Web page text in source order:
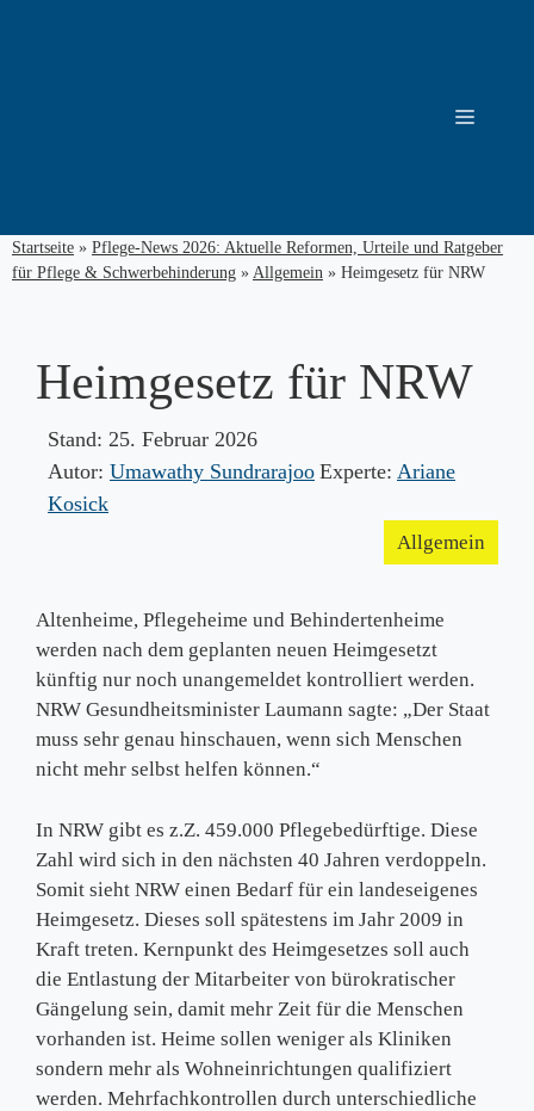
Menü
Startseite » Pflege-News 2026: Aktuelle Reformen, Urteile und Ratgeber
für Pflege & Schwerbehinderung » Allgemein » Heimgesetz für NRW
Heimgesetz für NRW
Stand: 25. Februar 2026
Autor: Umawathy Sundrarajoo Experte: Ariane
Kosick
Allgemein
Altenheime, Pflegeheime und Behindertenheime
werden nach dem geplanten neuen Heimgesetzt
künftig nur noch unangemeldet kontrolliert werden.
NRW Gesundheitsminister Laumann sagte: „Der Staat
muss sehr genau hinschauen, wenn sich Menschen
nicht mehr selbst helfen können.“
In NRW gibt es z.Z. 459.000 Pflegebedürftige. Diese
Zahl wird sich in den nächsten 40 Jahren verdoppeln.
Somit sieht NRW einen Bedarf für ein landeseigenes
Heimgesetz. Dieses soll spätestens im Jahr 2009 in
Kraft treten. Kernpunkt des Heimgesetzes soll auch
die Entlastung der Mitarbeiter von bürokratischer
Gängelung sein, damit mehr Zeit für die Menschen
vorhanden ist. Heime sollen weniger als Kliniken
sondern mehr als Wohneinrichtungen qualifiziert
werden. Mehrfachkontrollen durch unterschiedliche